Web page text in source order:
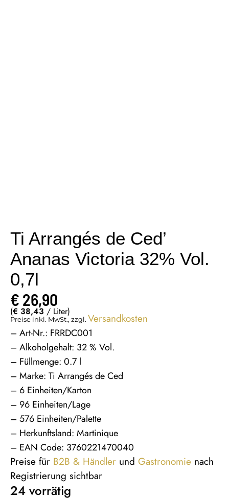
Ti Arrangés de Ced’
Ananas Victoria 32% Vol.
0,7l
€ 26,90
(€ 38,43 / Liter)
Preise inkl. MwSt., zzgl. Versandkosten
– Art-Nr.: FRRDC001
– Alkoholgehalt: 32 % Vol.
– Füllmenge: 0.7 l
– Marke: Ti Arrangés de Ced
– 6 Einheiten/Karton
– 96 Einheiten/Lage
– 576 Einheiten/Palette
– Herkunftsland: Martinique
– EAN Code: 3760221470040
Preise für B2B & Händler und Gastronomie nach
Registrierung sichtbar
24 vorrätig